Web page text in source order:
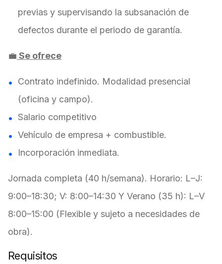
previas y supervisando la subsanación de
defectos durante el periodo de garantía.
💼 Se ofrece
Contrato indefinido. Modalidad presencial
(oficina y campo).
Salario competitivo
Vehículo de empresa + combustible.
Incorporación inmediata.
Jornada completa (40 h/semana). Horario: L–J:
9:00–18:30; V: 8:00–14:30 Y Verano (35 h): L–V
8:00–15:00 (Flexible y sujeto a necesidades de
obra).
Requisitos